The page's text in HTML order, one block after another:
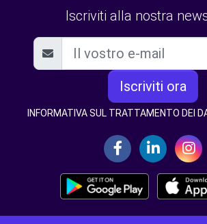
Iscriviti alla nostra
Iscriviti ora
INFORMATIVA SUL TRATTAMENTO DEI